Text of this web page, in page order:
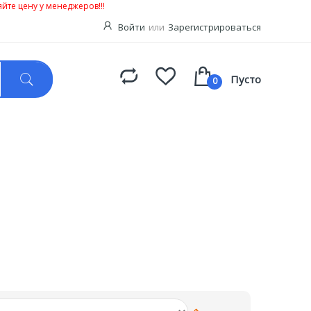
цену у менеджеров!!!
Войти или Зарегистрироваться
0 Пусто